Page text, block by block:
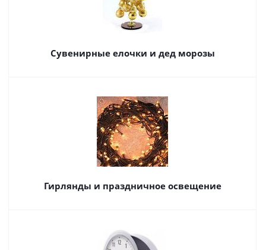
Сувенирные елочки и дед морозы
Гирлянды и праздничное освещение